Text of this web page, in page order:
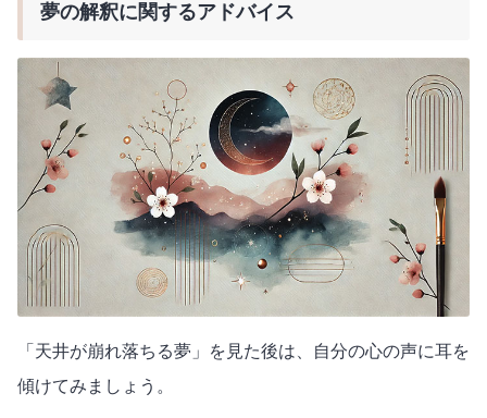
夢の解釈に関するアドバイス
「天井が崩れ落ちる夢」を見た後は、自分の心の声に耳を
傾けてみましょう。